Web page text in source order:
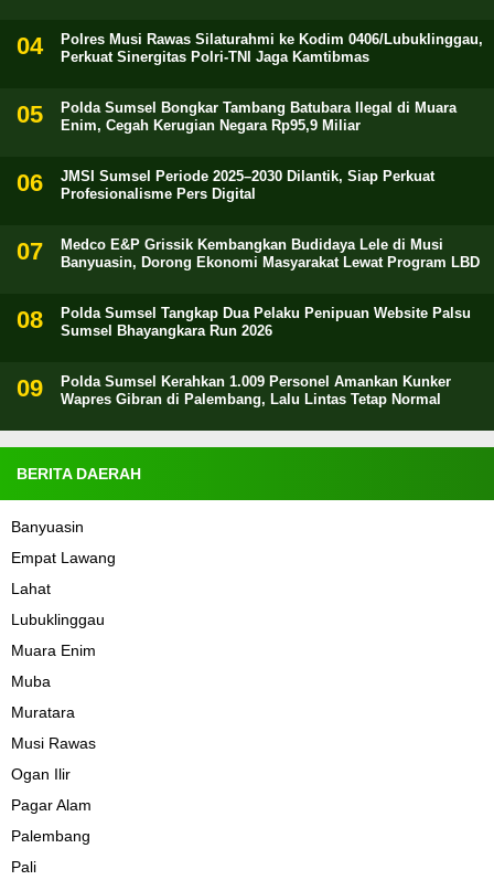
Polres Musi Rawas Silaturahmi ke Kodim 0406/Lubuklinggau,
Perkuat Sinergitas Polri-TNI Jaga Kamtibmas
Polda Sumsel Bongkar Tambang Batubara Ilegal di Muara
Enim, Cegah Kerugian Negara Rp95,9 Miliar
JMSI Sumsel Periode 2025–2030 Dilantik, Siap Perkuat
Profesionalisme Pers Digital
Medco E&P Grissik Kembangkan Budidaya Lele di Musi
Banyuasin, Dorong Ekonomi Masyarakat Lewat Program LBD
Polda Sumsel Tangkap Dua Pelaku Penipuan Website Palsu
Sumsel Bhayangkara Run 2026
Polda Sumsel Kerahkan 1.009 Personel Amankan Kunker
Wapres Gibran di Palembang, Lalu Lintas Tetap Normal
BERITA DAERAH
Banyuasin
Empat Lawang
Lahat
Lubuklinggau
Muara Enim
Muba
Muratara
Musi Rawas
Ogan Ilir
Pagar Alam
Palembang
Pali